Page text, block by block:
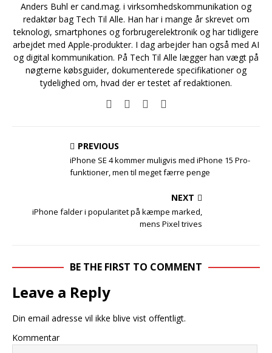
Anders Buhl er cand.mag. i virksomhedskommunikation og
redaktør bag Tech Til Alle. Han har i mange år skrevet om
teknologi, smartphones og forbrugerelektronik og har tidligere
arbejdet med Apple-produkter. I dag arbejder han også med AI
og digital kommunikation. På Tech Til Alle lægger han vægt på
nøgterne købsguider, dokumenterede specifikationer og
tydelighed om, hvad der er testet af redaktionen.
PREVIOUS
iPhone SE 4 kommer muligvis med iPhone 15 Pro-
funktioner, men til meget færre penge
NEXT
iPhone falder i popularitet på kæmpe marked,
mens Pixel trives
BE THE FIRST TO COMMENT
Leave a Reply
Din email adresse vil ikke blive vist offentligt.
Kommentar